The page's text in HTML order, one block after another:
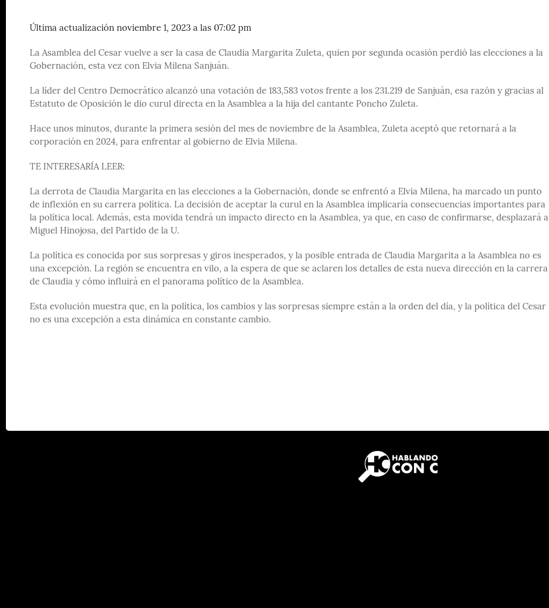
Última actualización noviembre 1, 2023 a las 07:02 pm
La Asamblea del Cesar vuelve a ser la casa de Claudia Margarita Zuleta, quien por segunda ocasión perdió las elecciones a la
Gobernación, esta vez con Elvia Milena Sanjuán.
La líder del Centro Democrático alcanzó una votación de 183,583 votos frente a los 231.219 de Sanjuán, esa razón y gracias al
Estatuto de Oposición le dio curul directa en la Asamblea a la hija del cantante Poncho Zuleta.
Hace unos minutos, durante la primera sesión del mes de noviembre de la Asamblea, Zuleta aceptó que retornará a la
corporación en 2024, para enfrentar al gobierno de Elvia Milena.
TE INTERESARÍA LEER:
La derrota de Claudia Margarita en las elecciones a la Gobernación, donde se enfrentó a Elvia Milena, ha marcado un punto
de inflexión en su carrera política. La decisión de aceptar la curul en la Asamblea implicaría consecuencias importantes para
la política local. Además, esta movida tendrá un impacto directo en la Asamblea, ya que, en caso de confirmarse, desplazará a
Miguel Hinojosa, del Partido de la U.
La política es conocida por sus sorpresas y giros inesperados, y la posible entrada de Claudia Margarita a la Asamblea no es
una excepción. La región se encuentra en vilo, a la espera de que se aclaren los detalles de esta nueva dirección en la carrera
de Claudia y cómo influirá en el panorama político de la Asamblea.
Esta evolución muestra que, en la política, los cambios y las sorpresas siempre están a la orden del día, y la política del Cesar
no es una excepción a esta dinámica en constante cambio.